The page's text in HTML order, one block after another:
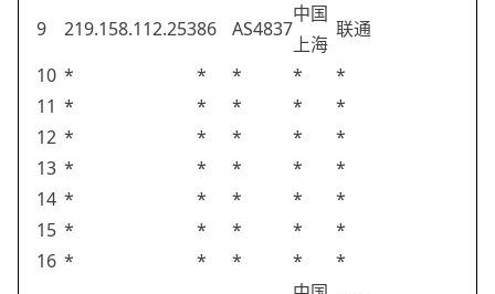
9 219.158.112.25386 AS4837
中国
上海
联通
10 * * * *
*
11 * * * *
*
12 * * * *
*
13 * * * *
*
14 * * * *
*
15 * * * *
*
16 * * * *
*